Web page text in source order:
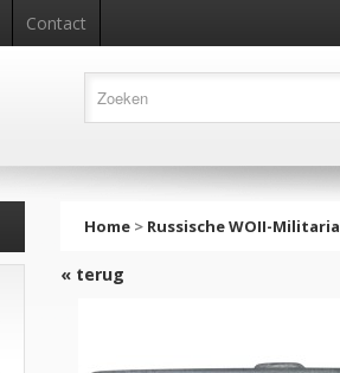
Contact
Home > Russische WOII-Militaria
« terug